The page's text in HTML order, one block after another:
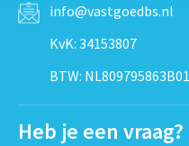
info@vastgoedbs.nl
KvK: 34153807
BTW: NL809795863B01
Heb je een vraag?